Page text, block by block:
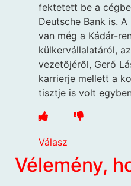
fektetett be a
Deutsche Bank is.
van még a Kádár-
külkervállalatáról,
vezetőjéről, Gerő
karrierje mellett a
tisztje is volt
Válasz
Vélemény,